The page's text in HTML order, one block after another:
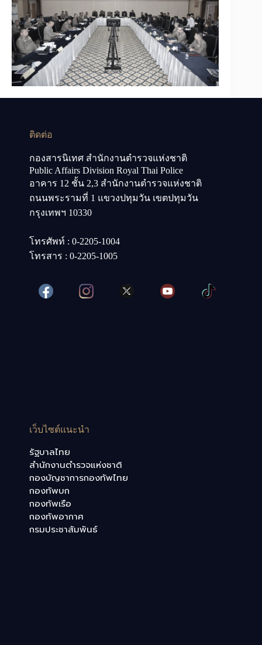
ติดต่อ
กองสารนิเทศ สำนักงานตำรวจแห่งชาติ
Public Affairs Division Royal Thai Police
อาคาร 12 ชั้น 2,3 สำนักงานตำรวจแห่งชาติ
ถนนพระรามที่ 1 แขวงปทุมวัน เขตปทุมวัน
กรุงเทพฯ 10330
โทรศัพท์ : 0-2205-1004
โทรสาร : 0-2205-1005
เว็บไซต์แนะนำ
รัฐบาลไทย
สำนักงานตำรวจแห่งชาติ
กองบัญชาการกองทัพไทย
กองทัพบก
กองทัพเรือ
กองทัพอากาศ
กรมประชาสัมพันธ์